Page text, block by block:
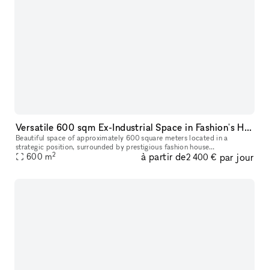
Versatile 600 sqm Ex-Industrial Space in Fashion's Heart
Beautiful space of approximately 600 square meters located in a
strategic position, surrounded by prestigious fashion house
headquarters. The ex-industrial environment offers a unique style,
600 m2 à partir de2 400 € par jour